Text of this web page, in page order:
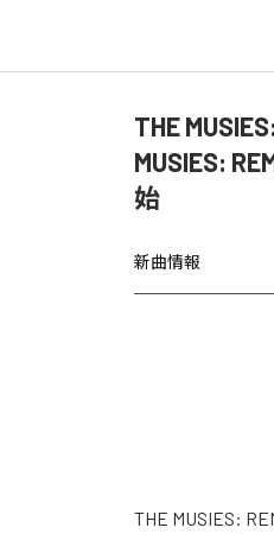
THE
MUSIES:
始
新曲情報
THE MUSIES: